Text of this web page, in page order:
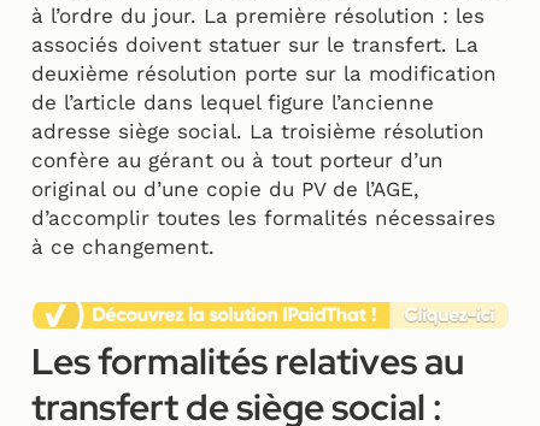
à l’ordre du jour. La première résolution : les
associés doivent statuer sur le transfert. La
deuxième résolution porte sur la modification
de l’article dans lequel figure l’ancienne
adresse siège social. La troisième résolution
confère au gérant ou à tout porteur d’un
original ou d’une copie du PV de l’AGE,
d’accomplir toutes les formalités nécessaires
à ce changement.
Les formalités relatives au
transfert de siège social :